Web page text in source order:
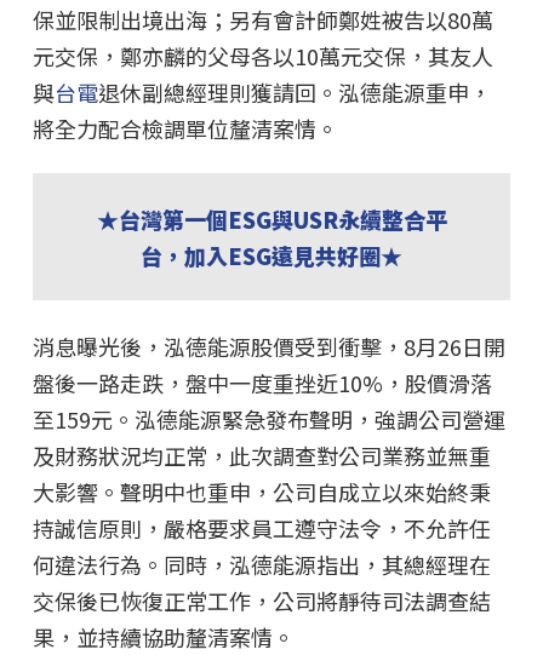
保並限制出境出海；另有會計師鄭姓被告以80萬
元交保，鄭亦麟的父母各以10萬元交保，其友人
與台電退休副總經理則獲請回。泓德能源重申，
將全力配合檢調單位釐清案情。
★台灣第一個ESG與USR永續整合平
台，加入ESG遠見共好圈★
消息曝光後，泓德能源股價受到衝擊，8月26日開
盤後一路走跌，盤中一度重挫近10%，股價滑落
至159元。泓德能源緊急發布聲明，強調公司營運
及財務狀況均正常，此次調查對公司業務並無重
大影響。聲明中也重申，公司自成立以來始終秉
持誠信原則，嚴格要求員工遵守法令，不允許任
何違法行為。同時，泓德能源指出，其總經理在
交保後已恢復正常工作，公司將靜待司法調查結
果，並持續協助釐清案情。